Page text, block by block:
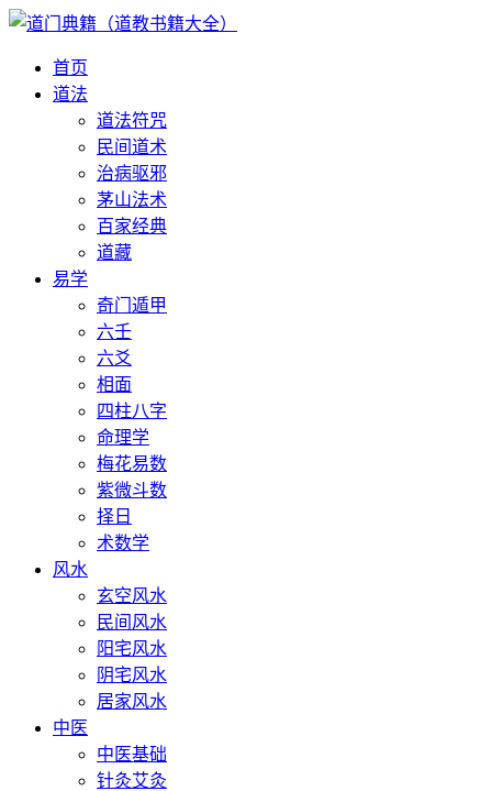
首页
道法
道法符咒
民间道术
治病驱邪
茅山法术
百家经典
道藏
易学
奇门遁甲
六壬
六爻
相面
四柱八字
命理学
梅花易数
紫微斗数
择日
术数学
风水
玄空风水
民间风水
阳宅风水
阴宅风水
居家风水
中医
中医基础
针灸艾灸